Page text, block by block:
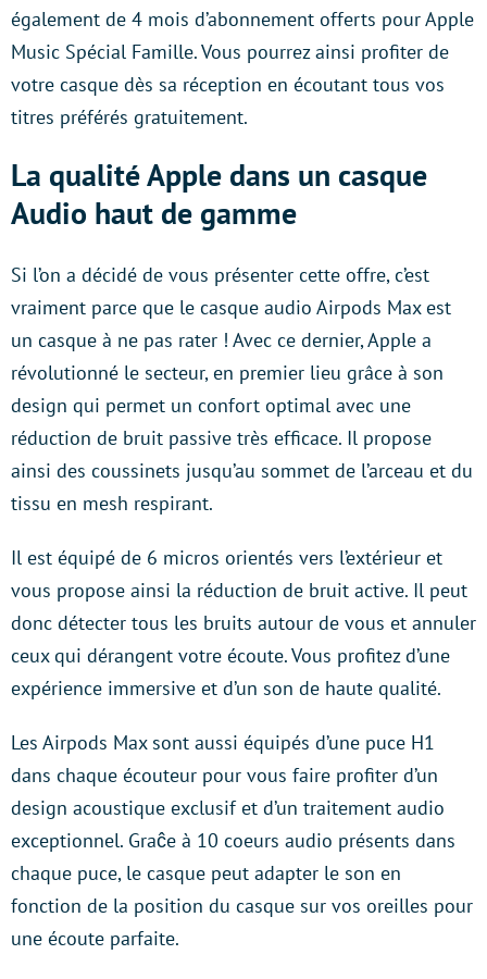
également de 4 mois d’abonnement offerts pour Apple
Music Spécial Famille. Vous pourrez ainsi profiter de
votre casque dès sa réception en écoutant tous vos
titres préférés gratuitement.
La qualité Apple dans un casque
Audio haut de gamme
Si l’on a décidé de vous présenter cette offre, c’est
vraiment parce que le casque audio Airpods Max est
un casque à ne pas rater ! Avec ce dernier, Apple a
révolutionné le secteur, en premier lieu grâce à son
design qui permet un confort optimal avec une
réduction de bruit passive très efficace. Il propose
ainsi des coussinets jusqu’au sommet de l’arceau et du
tissu en mesh respirant.
Il est équipé de 6 micros orientés vers l’extérieur et
vous propose ainsi la réduction de bruit active. Il peut
donc détecter tous les bruits autour de vous et annuler
ceux qui dérangent votre écoute. Vous profitez d’une
expérience immersive et d’un son de haute qualité.
Les Airpods Max sont aussi équipés d’une puce H1
dans chaque écouteur pour vous faire profiter d’un
design acoustique exclusif et d’un traitement audio
exceptionnel. Graĉe à 10 coeurs audio présents dans
chaque puce, le casque peut adapter le son en
fonction de la position du casque sur vos oreilles pour
une écoute parfaite.